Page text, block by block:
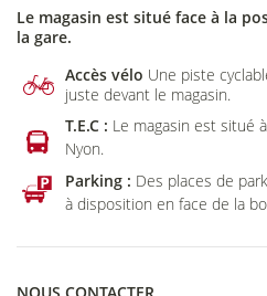
Le magasin est situé face à la
la gare.
Accès vélo Une piste
juste devant le magasin.
T.E.C : Le magasin est situé
Nyon.
Parking : Des places de
à disposition en face de la